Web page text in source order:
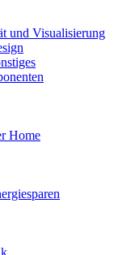
und Visualisierung
Home